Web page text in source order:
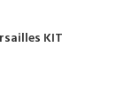
KIT